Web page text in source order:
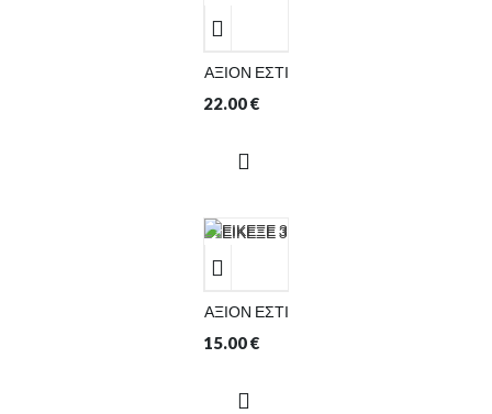
ΑΞΙΟΝ ΕΣΤΙ
22.00€
ΑΞΙΟΝ ΕΣΤΙ
15.00€